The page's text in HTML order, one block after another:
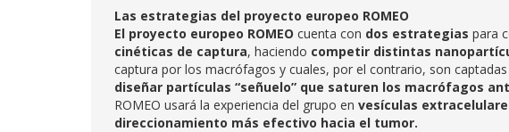
Las estrategias del proyecto europeo ROMEO
El proyecto europeo ROMEO cuenta con dos estrategias para
cinéticas de captura, haciendo competir distintas
captura por los macrófagos y cuales, por el contrario, son
diseñar partículas “señuelo” que saturen los macrófagos
ROMEO usará la experiencia del grupo en vesículas
direccionamiento más efectivo hacia el tumor.